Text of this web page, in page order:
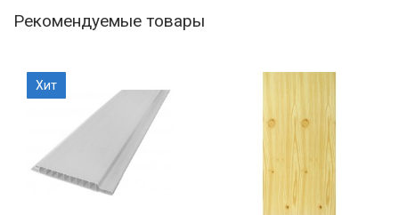
Рекомендуемые товары
Хит